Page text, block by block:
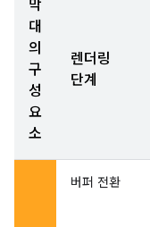
막
대
의
구
성
요
소
렌더링
단계
버퍼 전환